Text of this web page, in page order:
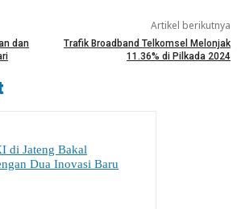
dan
Artikel berikutnya
Trafik Broadband Telkomsel Melonjak
11.36% di Pilkada 2024
di Jateng Bakal
Dua Inovasi Baru